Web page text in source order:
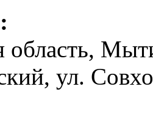
область,
ул.